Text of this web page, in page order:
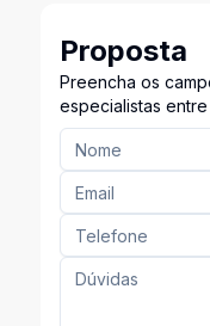
Proposta
Preencha os
especialistas